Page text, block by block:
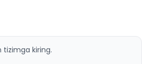
tizimga kiring.